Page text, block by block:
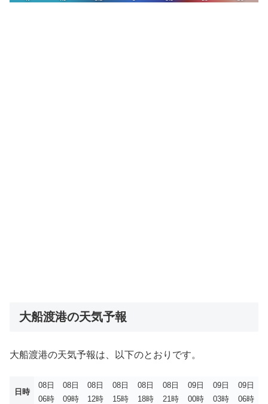
大船渡港の天気予報
大船渡港の天気予報は、以下のとおりです。
日時
08日
06時
08日
09時
08日
12時
08日
15時
08日
18時
08日
21時
09日
00時
09日
03時
09日
06時